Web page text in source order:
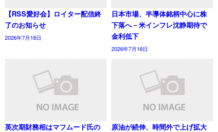
【RSS愛好会】ロイター配信終
了のお知らせ
2026年7月18日
日本市場、半導体銘柄中心に株
下落へ－米インフレ沈静期待で
金利低下
2026年7月16日
英次期財務相はマフムード氏の
原油が続伸、時間外で上げ拡大